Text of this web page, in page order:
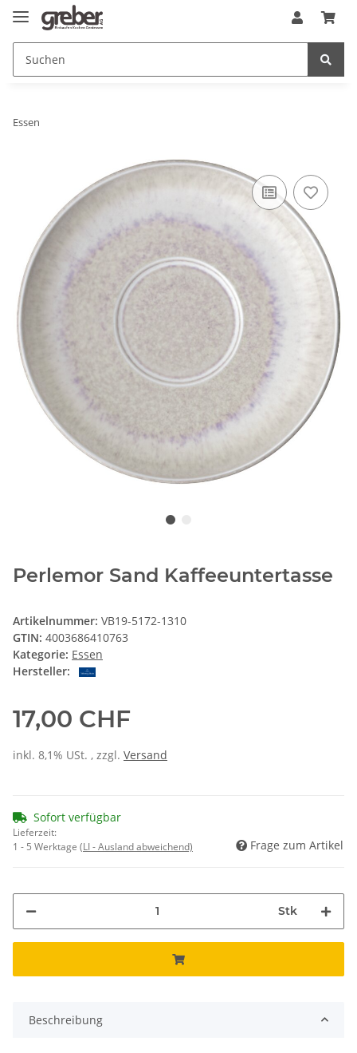
Essen
Perlemor Sand Kaffeeuntertasse
Artikelnummer: VB19-5172-1310
GTIN: 4003686410763
Kategorie: Essen
Hersteller:
17,00 CHF
inkl. 8,1% USt. , zzgl. Versand
Sofort verfügbar
Lieferzeit:
1 - 5 Werktage (LI - Ausland abweichend) Frage zum Artikel
Stk
Beschreibung